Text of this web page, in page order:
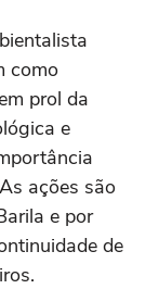
como
prol da
e
ações são
e por
de